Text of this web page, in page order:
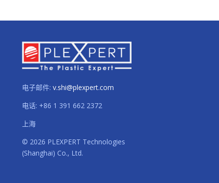
电子邮件: v.shi@plexpert.com
电话: +86 1 391 662 2372
上海
© 2026 PLEXPERT Technologies
(Shanghai) Co., Ltd.